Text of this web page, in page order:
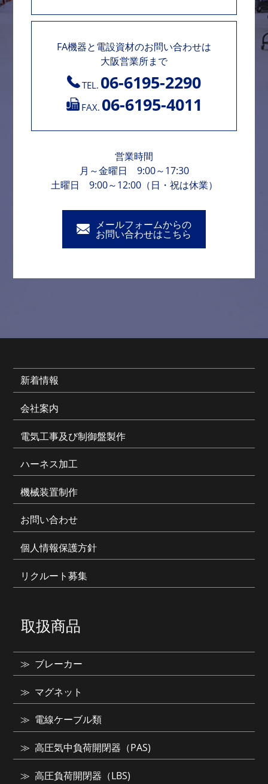
FA機器と電設資材のお問い合わせは
大阪営業所まで
TEL. 06-6195-2290
FAX. 06-6195-4011
営業時間
月～金曜日 9:00～17:30
土曜日 9:00～12:00（日・祝は休業）
メールフォームからの
お問い合わせはこちら
新着情報
会社案内
電気工事及び制御盤製作
ハーネス加工
機械装置制作
お問い合わせ
個人情報保護方針
リクルート募集
取扱商品
ブレーカー
マグネット
電線ケーブル類
高圧気中負荷開閉器（PAS)
高圧負荷開閉器（LBS)